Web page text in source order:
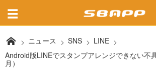
ニュース SNS
LINE
Android版LINEでスタンプアレンジできない不
月）